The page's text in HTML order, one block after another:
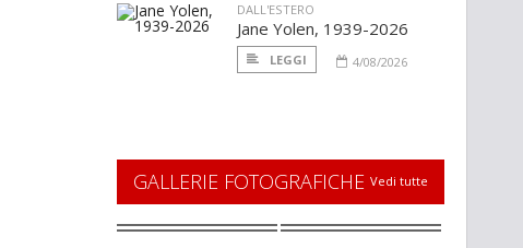
DALL'ESTERO
Jane Yolen, 1939-2026
LEGGI 4/08/2026
GALLERIE FOTOGRAFICHE Vedi tutte